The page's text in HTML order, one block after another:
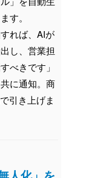
す。
れば、AIが
し、営業担
べきです」
に通知。商
引き上げま